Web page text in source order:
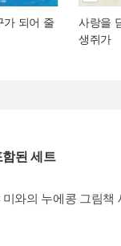
가 되어 줄
사랑을
생쥐가
된 세트
미와의 누에콩 그림책